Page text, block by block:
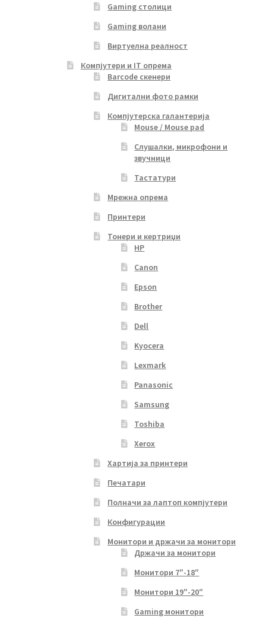
Gaming столици
Gaming волани
Виртуелна реалност
Компјутери и IT опрема
Barcode скенери
Дигитални фото рамки
Компјутерска галантерија
Mouse / Mouse pad
Слушалки, микрофони и
звучници
Тастатури
Мрежна опрема
Принтери
Тонери и кертриџи
HP
Canon
Epson
Brother
Dell
Kyocera
Lexmark
Panasonic
Samsung
Toshiba
Xerox
Хартија за принтери
Печатари
Полначи за лаптоп компјутери
Конфигурации
Монитори и држачи за монитори
Држачи за монитори
Монитори 7″-18″
Монитори 19″-20″
Gaming монитори